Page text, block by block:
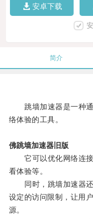
安卓下载
简介
跳墙加速器是一种通
络体验的工具。
佛跳墙加速器旧版
它可以优化网络连接
看体验等。
同时，跳墙加速器还
设定的访问限制，让用
源。